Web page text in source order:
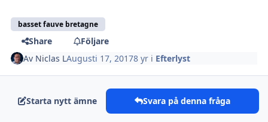
basset fauve bretagne
Share
Följare
Av Niclas LAugusti 17, 20178 yr i Efterlyst
Starta nytt ämne Svara på denna fråga